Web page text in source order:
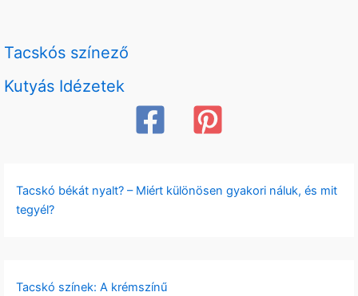
Tacskós színező
Kutyás Idézetek
Tacskó békát nyalt? – Miért különösen gyakori náluk, és mit
tegyél?
Tacskó színek: A krémszínű